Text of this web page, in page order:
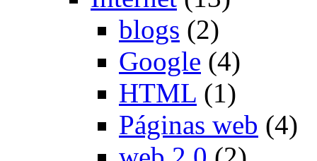
blogs (2)
Google (4)
HTML (1)
Páginas web (4)